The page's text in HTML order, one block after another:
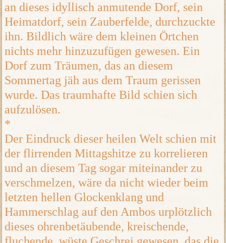
an dieses idyllisch anmutende Dorf, sein
Heimatdorf, sein Zauberfelde, durchzuckte
ihn. Bildlich wäre dem kleinen Örtchen
nichts mehr hinzuzufügen gewesen. Ein
Dorf zum Träumen, das an diesem
Sommertag jäh aus dem Traum gerissen
wurde. Das traumhafte Bild schien sich
aufzulösen.
*
Der Eindruck dieser heilen Welt schien mit
der flirrenden Mittagshitze zu korrelieren
und an diesem Tag sogar miteinander zu
verschmelzen, wäre da nicht wieder beim
letzten hellen Glockenklang und
Hammerschlag auf den Ambos urplötzlich
dieses ohrenbetäubende, kreischende,